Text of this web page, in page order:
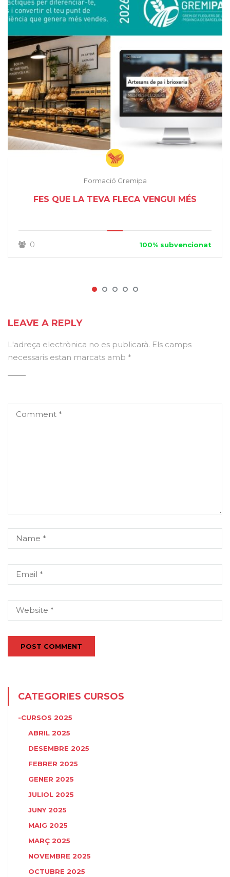
Formació Gremipa
FES QUE LA TEVA FLECA VENGUI MÉS
0 100% subvencionat
LEAVE A REPLY
L'adreça electrònica no es publicarà. Els camps
necessaris estan marcats amb *
CATEGORIES CURSOS
-CURSOS 2025
ABRIL 2025
DESEMBRE 2025
FEBRER 2025
GENER 2025
JULIOL 2025
JUNY 2025
MAIG 2025
MARÇ 2025
NOVEMBRE 2025
OCTUBRE 2025